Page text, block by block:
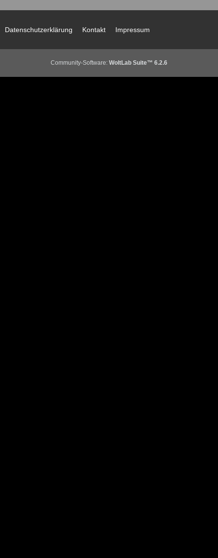
Datenschutzerklärung Kontakt Impressum
Community-Software: WoltLab Suite™ 6.2.6